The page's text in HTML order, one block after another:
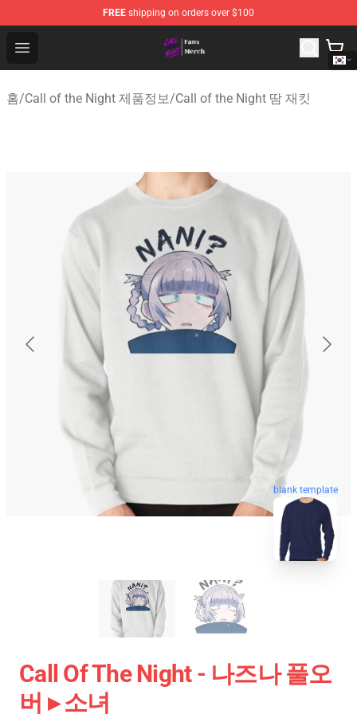
FREE shipping on orders over $100
Open menu
Call of the Night Store - Official Call of the Night
홈/Call of the Night 제품정보/Call of the Night 땀 재킷
blank template
Call Of The Night - 나즈나 풀오
버 ▸ 소녀